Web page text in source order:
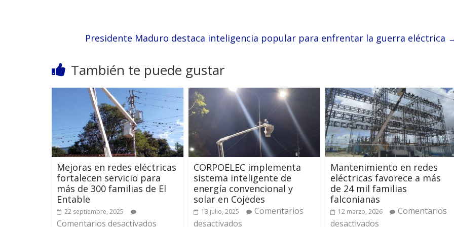
Presidente Maduro destaca inteligencia popular para enfrentar la guerra eléctrica
También te puede gustar
Mejoras en redes eléctricas
fortalecen servicio para
más de 300 familias de El
Entable
22 septiembre, 2025
Comentarios desactivados
CORPOELEC implementa
sistema inteligente de
energía convencional y
solar en Cojedes
13 julio, 2025
Comentarios
desactivados
Mantenimiento en redes
eléctricas favorece a más
de 24 mil familias
falconianas
12 marzo, 2026
Comentarios
desactivados